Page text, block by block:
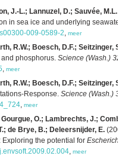
J.-L.; Lannuzel, D.; Sauvée, M.L.;
in sea ice and underlying
009-0589-2, meer
R.W.; Boesch, D.F.; Seitzinger,
phosphorus. Science (Wash.)
, meer
R.W.; Boesch, D.F.; Seitzinger,
Response. Science (Wash.)
, meer
O.; Lambrechts, J.;
de Brye, B.; Deleersnijder, E.
the potential for
, meer